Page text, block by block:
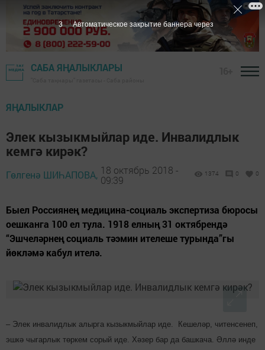
САБА ЯҢАЛЫКЛАРЫ
ЯҢАЛЫКЛАР
Элек кызыкмыйлар иде. Инвалидлык
кемгә кирәк?
Гөлгенә ШИҺАПОВА, 18 октябрь 2018 -
09:39
1374 0 0
Быел Россиянең медицина-социаль экспертиза бюросы
оешканга 100 ел тула. 1918 елның 31 октябрендә
“Эшчеләрнең социаль тәэмин ителеше турында”гы
йөкләмә кабул ителә.
– Элек инвалидлык алырга кызыкмыйлар иде. Кеше­ләр, читенсенеп,
эшкә чыгарлык төркем сорый иде. Хәзер бар да башкача. Әллә инде
2 Автоматическое закрытие баннера через